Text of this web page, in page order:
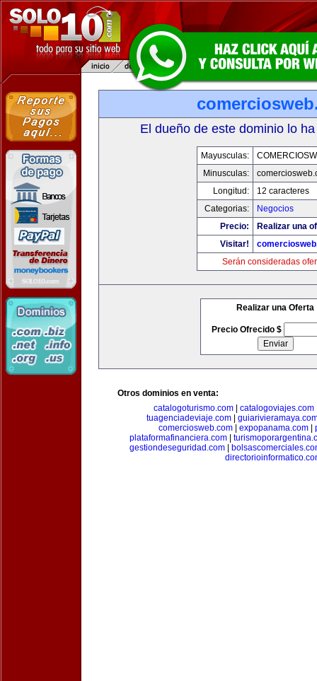
El dueño de este dominio lo
Mayusculas:
Minusculas:
Longitud:
12 caracteres
Categorias:
Negocios
Precio:
Realizar una
Visitar!
Serán consideradas
Realizar una Oferta
Precio Ofrecido $
Otros dominios en venta:
catalogoturismo.com
catalogoviajes.com
tuagenciadeviaje.com|
comerciosweb.com
expopanama.com
plataformafinanciera.com
gestiondeseguridad.com